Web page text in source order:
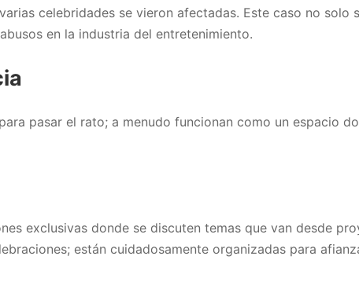
celebridades se vieron afectadas. Este caso no solo
en la industria del entretenimiento.
pasar el rato; a menudo funcionan como un espacio
exclusivas donde se discuten temas que van desde
están cuidadosamente organizadas para